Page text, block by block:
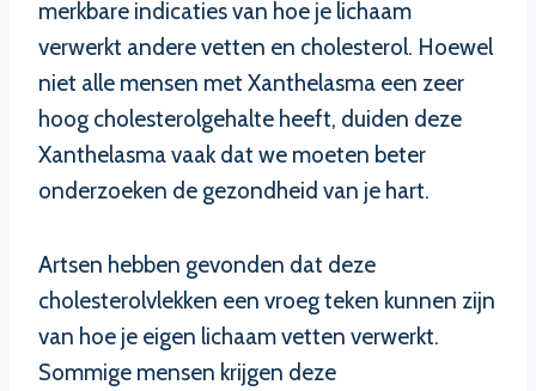
merkbare indicaties van hoe je lichaam
verwerkt andere vetten en cholesterol. Hoewel
niet alle mensen met Xanthelasma een zeer
hoog cholesterolgehalte heeft, duiden deze
Xanthelasma vaak dat we moeten beter
onderzoeken de gezondheid van je hart.
Artsen hebben gevonden dat deze
cholesterolvlekken een vroeg teken kunnen zijn
van hoe je eigen lichaam vetten verwerkt.
Sommige mensen krijgen deze